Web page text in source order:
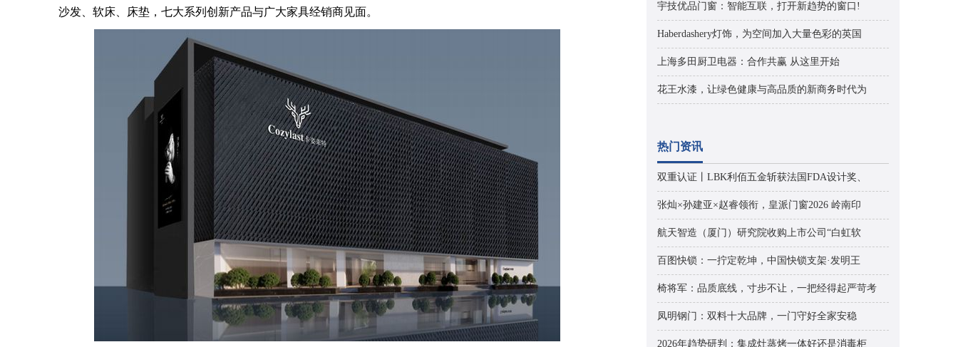
沙发、软床、床垫，七大系列创新产品与广大家具经销商见面。
宇技优品门窗：智能互联，打开新趋势的窗口!
Haberdashery灯饰，为空间加入大量色彩的英国
上海多田厨卫电器：合作共赢 从这里开始
花王水漆，让绿色健康与高品质的新商务时代为
热门资讯
双重认证丨LBK利佰五金斩获法国FDA设计奖、
张灿×孙建亚×赵睿领衔，皇派门窗2026 岭南印
航天智造（厦门）研究院收购上市公司“白虹软
百图快锁：一拧定乾坤，中国快锁支架·发明王
椅将军：品质底线，寸步不让，一把经得起严苛考
凤明钢门：双料十大品牌，一门守好全家安稳
2026年趋势研判：集成灶蒸烤一体好还是消毒柜